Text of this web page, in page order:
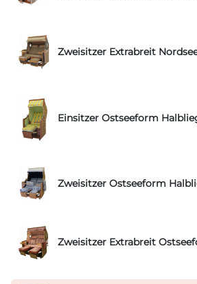
Zweisitzer Extrabreit
Einsitzer Ostseeform
Zweisitzer Ostseeform
Zweisitzer Extrabreit